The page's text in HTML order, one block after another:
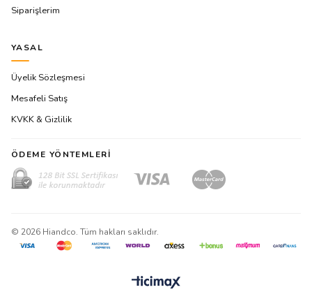
Siparişlerim
YASAL
Üyelik Sözleşmesi
Mesafeli Satış
KVKK & Gizlilik
ÖDEME YÖNTEMLERI
© 2026 Hiandco. Tüm hakları saklıdır.